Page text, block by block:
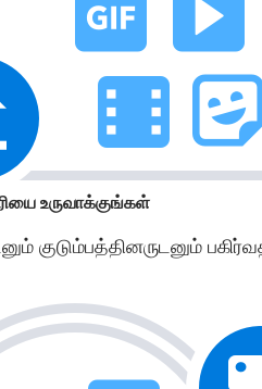
உருவாக்குங்கள்
குடும்பத்தினருடனும்